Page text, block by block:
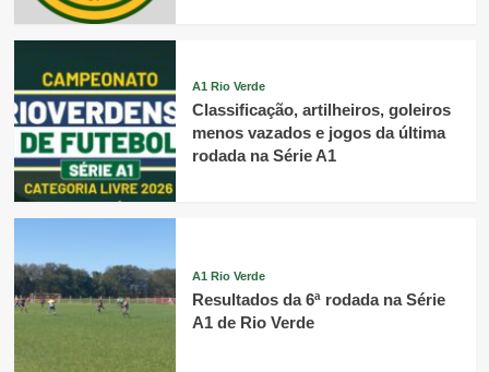
A1 Rio Verde
Classificação, artilheiros, goleiros
menos vazados e jogos da última
rodada na Série A1
A1 Rio Verde
Resultados da 6ª rodada na Série
A1 de Rio Verde